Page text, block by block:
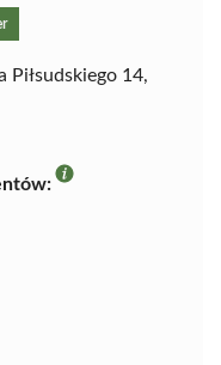
Piłsudskiego 14,